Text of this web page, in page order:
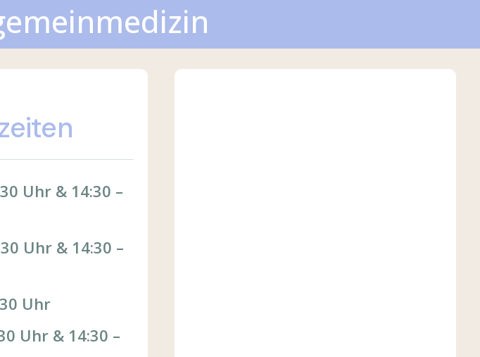
Uhr & 14:30 –
Uhr & 14:30 –
Uhr
Uhr & 14:30 –